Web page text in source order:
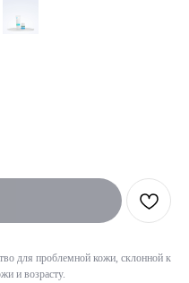
для проблемной кожи, склонной к
и возрасту.